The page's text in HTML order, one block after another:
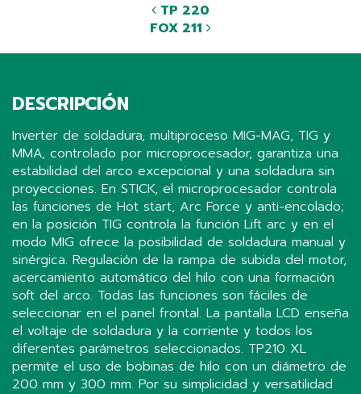
TP 220
FOX 211
DESCRIPCIÓN
Inverter de soldadura, multiproceso MIG-MAG, TIG y
MMA, controlado por microprocesador, garantiza una
estabilidad del arco excepcional y una soldadura sin
proyecciones. En STICK, el microprocesador controla
las funciones de Hot start, Arc Force y anti-encolado;
en la posición TIG controla la función Lift arc y en el
modo MIG ofrece la posibilidad de soldadura manual y
sinérgica. Regulación de la rampa de subida del motor,
acercamiento automático del hilo con una formación
soft del arco. Todas las funciones son fáciles de
seleccionar en el panel frontal. La pantalla LCD enseña
el voltaje de soldadura y la corriente y todos los
diferentes parámetros seleccionados. TP210 XL
permite el uso de bobinas de hilo con un diámetro de
200 mm y 300 mm. Por su simplicidad y versatilidad